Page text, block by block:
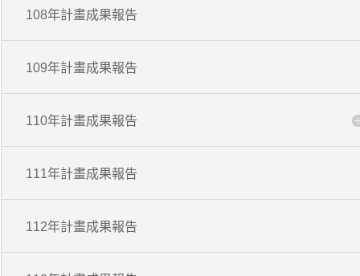
108年計畫成果報告
109年計畫成果報告
110年計畫成果報告
111年計畫成果報告
112年計畫成果報告